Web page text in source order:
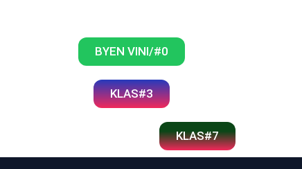
BYEN VINI/#0
KLAS#3
KLAS#7